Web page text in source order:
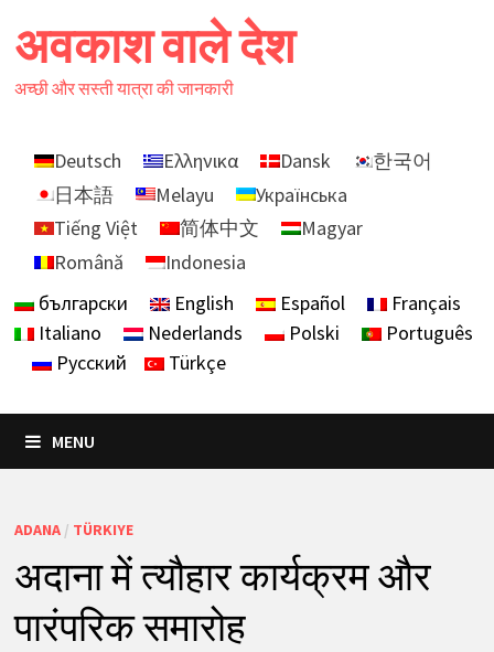
to
content
अवकाश वाले देश
अच्छी और सस्ती यात्रा की जानकारी
Deutsch Ελληνικα Dansk
한국어
日本語
Melayu
Українська
Tiếng Việt
简体中文
Magyar
Română
Indonesia
български
English Español
Français
Italiano
Nederlands Polski
Português
Русский
Türkçe
MENU
ADANA/ TÜRKIYE
अदाना में त्यौहार कार्यक्रम और
पारंपरिक समारोह